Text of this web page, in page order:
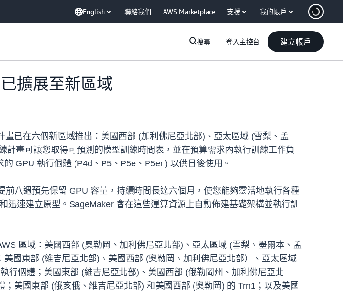
English 聯絡我們 AWS Marketplace 支援 我的帳戶
搜尋 登入主控台 建立帳戶
擴展至新區域
已在六個新區域推出：美國西部 (加利佛尼亞北部)、亞太區域 (雪梨、孟
畫可讓您取得可預測的模型訓練時間表，並在預算需求內執行訓練工作負
GPU 執行個體 (P4d、P5、P5e、P5en) 以供日後使用。
八週預先保留 GPU 容量，持續時間長達六個月，使您能夠靈活地執行各種
速建立原型。SageMaker 會在這些運算資源上自動佈建基礎架構並執行訓
區域：美國西部 (奧勒岡、加利佛尼亞北部)、亞太區域 (雪梨、墨爾本、孟
國東部 (維吉尼亞北部)、美國西部 (奧勒岡、加利佛尼亞北部）、亞太區域
行個體；美國東部 (維吉尼亞北部)、美國西部 (俄勒岡州、加利佛尼亞北
美國東部 (俄亥俄、維吉尼亞北部) 和美國西部 (奧勒岡) 的 Trn1；以及美國